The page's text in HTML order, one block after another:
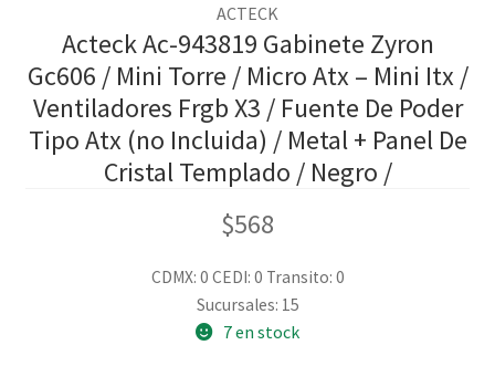
ACTECK
Acteck Ac-943819 Gabinete Zyron
Gc606 / Mini Torre / Micro Atx – Mini Itx /
Ventiladores Frgb X3 / Fuente De Poder
Tipo Atx (no Incluida) / Metal + Panel De
Cristal Templado / Negro /
$568
CDMX: 0 CEDI: 0 Transito: 0
Sucursales: 15
7 en stock